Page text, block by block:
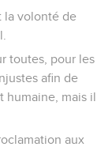
la volonté de
toutes, pour les
afin de
humaine, mais il
aux